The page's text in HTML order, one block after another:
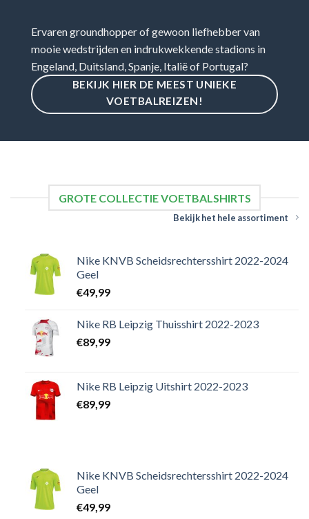
Ervaren groundhopper of gewoon liefhebber van
mooie wedstrijden en indrukwekkende stadions in
Engeland, Duitsland, Spanje, Italië of Portugal?
BEKIJK HIER DE MEEST UNIEKE
VOETBALREIZEN!
GROTE COLLECTIE VOETBALSHIRTS
Bekijk het hele assortiment
Nike KNVB Scheidsrechtersshirt 2022-2024
Geel
€49,99
Nike RB Leipzig Thuisshirt 2022-2023
€89,99
Nike RB Leipzig Uitshirt 2022-2023
€89,99
Nike KNVB Scheidsrechtersshirt 2022-2024
Geel
€49,99